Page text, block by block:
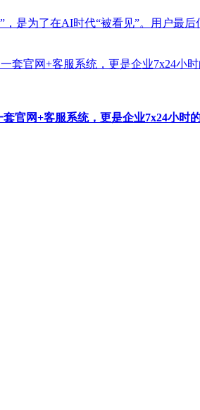
是为了在AI时代“被看见”。用户最后
官网+客服系统，更是企业7x24小时